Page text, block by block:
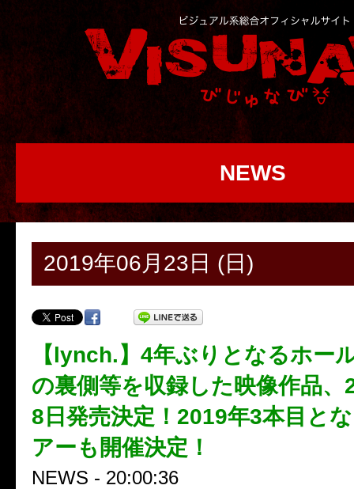
NEWS
2019年06月23日 (日)
【lynch.】4年ぶりとなるホー
の裏側等を収録した映像作品、
8日発売決定！2019年3本目と
アーも開催決定！
NEWS - 20:00:36